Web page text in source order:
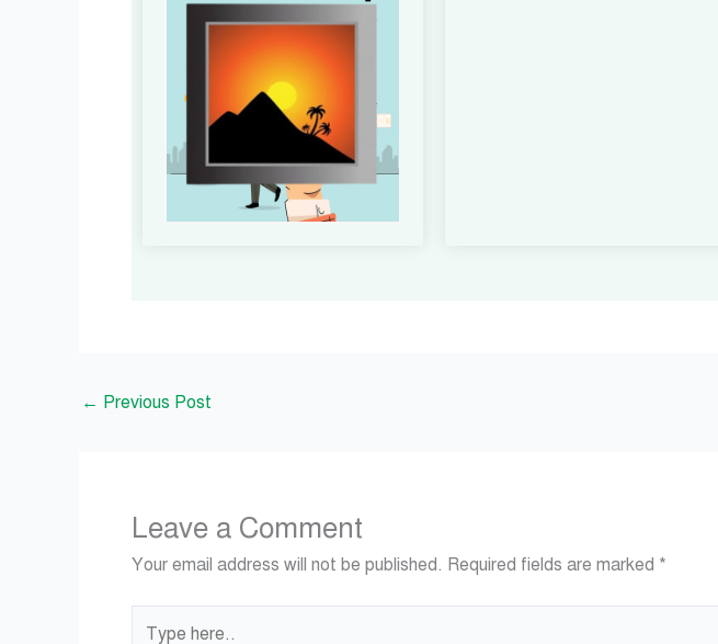
← Previous Post
Leave a Comment
Your email address will not be published. Required fields are marked *